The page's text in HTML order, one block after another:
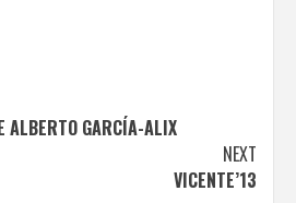
ALBERTO GARCÍA-ALIX
NEXT
VICENTE’13